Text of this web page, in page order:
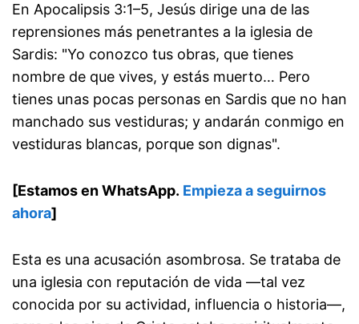
En Apocalipsis 3:1–5, Jesús dirige una de las
reprensiones más penetrantes a la iglesia de
Sardis: "Yo conozco tus obras, que tienes
nombre de que vives, y estás muerto… Pero
tienes unas pocas personas en Sardis que no han
manchado sus vestiduras; y andarán conmigo en
vestiduras blancas, porque son dignas".
[Estamos en WhatsApp. Empieza a seguirnos
ahora]
Esta es una acusación asombrosa. Se trataba de
una iglesia con reputación de vida —tal vez
conocida por su actividad, influencia o historia—,